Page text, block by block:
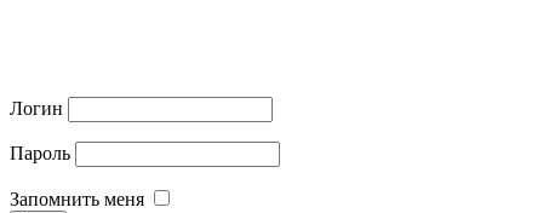
Логин
Пароль
Запомнить меня